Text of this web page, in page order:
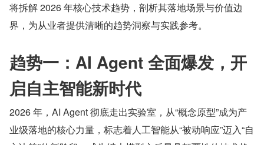
将拆解 2026 年核心技术趋势，剖析其落地场景与价值边
界，为从业者提供清晰的趋势洞察与实践参考。
趋势一：AI Agent 全面爆发，开
启自主智能新时代
2026 年，AI Agent 彻底走出实验室，从“概念原型”成为产
业级落地的核心力量，标志着人工智能从“被动响应”迈入“自